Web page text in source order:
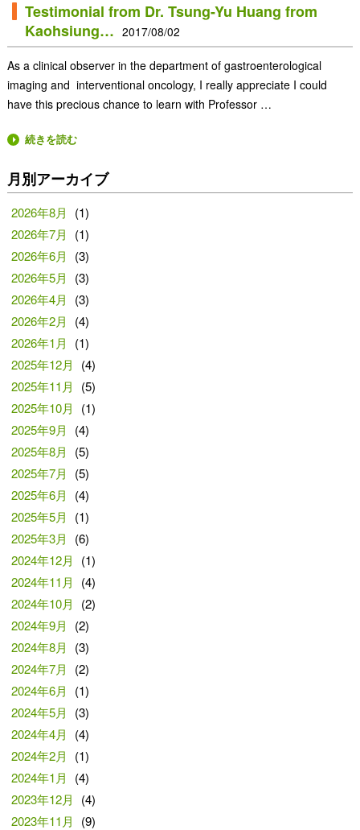
Testimonial from Dr. Tsung-Yu Huang from
Kaohsiung… 2017/08/02
As a clinical observer in the department of gastroenterological
imaging and interventional oncology, I really appreciate I could
have this precious chance to learn with Professor …
続きを読む
月別アーカイブ
2026年8月
(1)
2026年7月
(1)
2026年6月
(3)
2026年5月
(3)
2026年4月
(3)
2026年2月
(4)
2026年1月
(1)
2025年12月
(4)
2025年11月
(5)
2025年10月
(1)
2025年9月
(4)
2025年8月
(5)
2025年7月
(5)
2025年6月
(4)
2025年5月
(1)
2025年3月
(6)
2024年12月
(1)
2024年11月
(4)
2024年10月
(2)
2024年9月
(2)
2024年8月
(3)
2024年7月
(2)
2024年6月
(1)
2024年5月
(3)
2024年4月
(4)
2024年2月
(1)
2024年1月
(4)
2023年12月
(4)
2023年11月
(9)